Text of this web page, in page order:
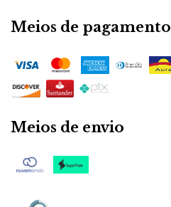
Meios de pagamento
Meios de envio